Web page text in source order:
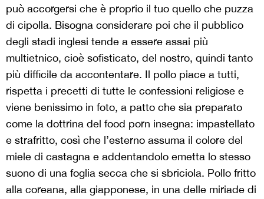
può accorgersi che è proprio il tuo quello che puzza
di cipolla. Bisogna considerare poi che il pubblico
degli stadi inglesi tende a essere assai più
multietnico, cioè sofisticato, del nostro, quindi tanto
più difficile da accontentare. Il pollo piace a tutti,
rispetta i precetti di tutte le confessioni religiose e
viene benissimo in foto, a patto che sia preparato
come la dottrina del food porn insegna: impastellato
e strafritto, così che l’esterno assuma il colore del
miele di castagna e addentandolo emetta lo stesso
suono di una foglia secca che si sbriciola. Pollo fritto
alla coreana, alla giapponese, in una delle miriade di